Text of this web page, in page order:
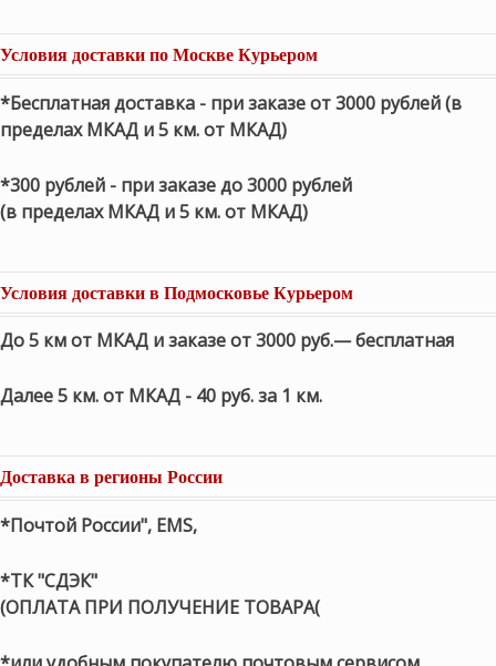
Условия доставки по Москве Курьером
*Бесплатная доставка - при заказе от 3000 рублей (в
пределах МКАД и 5 км. от МКАД)
*300 рублей - при заказе до 3000 рублей
(в пределах МКАД и 5 км. от МКАД)
Условия доставки в Подмосковье Курьером
До 5 км от МКАД и заказе от 3000 руб.— бесплатная
Далее 5 км. от МКАД - 40 руб. за 1 км.
Доставка в регионы России
*Почтой России", EMS,
*ТК "СДЭК"
(ОПЛАТА ПРИ ПОЛУЧЕНИЕ ТОВАРА(